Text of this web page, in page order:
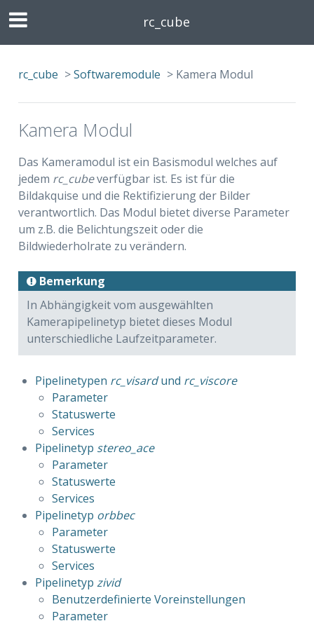
rc_cube
rc_cube >Softwaremodule > Kamera Modul
Kamera Modul
Das Kameramodul ist ein Basismodul welches auf
jedem rc_cubeverfügbar ist. Es ist für die
Bildakquise und die Rektifizierung der Bilder
verantwortlich. Das Modul bietet diverse Parameter
um z.B. die Belichtungszeit oder die
Bildwiederholrate zu verändern.
Bemerkung
In Abhängigkeit vom ausgewählten
Kamerapipelinetyp bietet dieses Modul
unterschiedliche Laufzeitparameter.
Pipelinetypen rc_visard und rc_viscore
Parameter
Statuswerte
Services
Pipelinetyp stereo_ace
Parameter
Statuswerte
Services
Pipelinetyp orbbec
Parameter
Statuswerte
Services
Pipelinetyp zivid
Benutzerdefinierte Voreinstellungen
Parameter